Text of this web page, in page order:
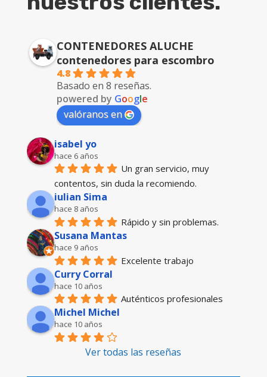
CONTENEDORES ALUCHE
contenedores para escombro
4.8
Basado en 8 reseñas.
powered by Google
valóranos en
isabel yo
hace 6 años
Un gran servicio, muy
contentos, sin duda la recomiendo.
iulian Sima
hace 8 años
Rápido y sin problemas.
Susana Mantas
hace 9 años
Excelente trabajo
Curry Corral
hace 10 años
Auténticos profesionales
Michel Michel
hace 10 años
Ver todas las reseñas